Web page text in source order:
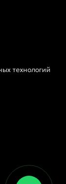
технологий